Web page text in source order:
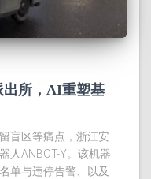
出所，AI重塑基
盲区等痛点，浙江安
人ANBOT-Y。该机器
单与违停告警、以及